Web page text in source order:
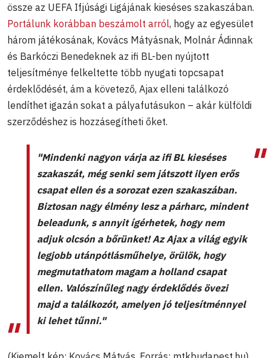
össze az UEFA Ifjúsági Ligájának kieséses szakaszában.
Portálunk korábban beszámolt arról, hogy az egyesület
három játékosának, Kovács Mátyásnak, Molnár Ádinnak
és Barkóczi Benedeknek az ifi BL-ben nyújtott
teljesítménye felkeltette több nyugati topcsapat
érdeklődését, ám a követező, Ajax elleni találkozó
lendíthet igazán sokat a pályafutásukon – akár külföldi
szerződéshez is hozzásegítheti őket.
"Mindenki nagyon várja az ifi BL kieséses
szakaszát, még senki sem játszott ilyen erős
csapat ellen és a sorozat ezen szakaszában.
Biztosan nagy élmény lesz a párharc, mindent
beleadunk, s annyit ígérhetek, hogy nem
adjuk olcsón a bőrünket! Az Ajax a világ egyik
legjobb utánpótlásműhelye, örülök, hogy
megmutathatom magam a holland csapat
ellen. Valószínűleg nagy érdeklődés övezi
majd a találkozót, amelyen jó teljesítménnyel
ki lehet tűnni."